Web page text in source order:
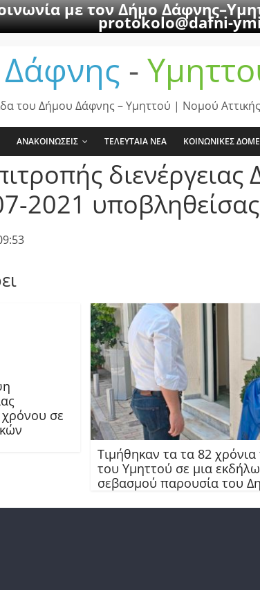
με τον Δήμο
protokolo@dafni-
Δάφνης -
του Δήμου Δάφνης – Υμηττού | Νομού
ΑΝΑΚΟΙΝΩΣΕΙΣ ΤΕΛΕΥΤΑΙΑ ΝΕΑ ΚΟΙΝΩΝΙΚΕΣ
2021
χρόνου σε
Τιμήθηκαν τα τα 82
του Υμηττού σε μια
σεβασμού παρουσία του